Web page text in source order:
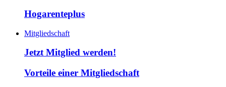
Hogarenteplus
Mitgliedschaft
Jetzt Mitglied werden!
Vorteile einer Mitgliedschaft